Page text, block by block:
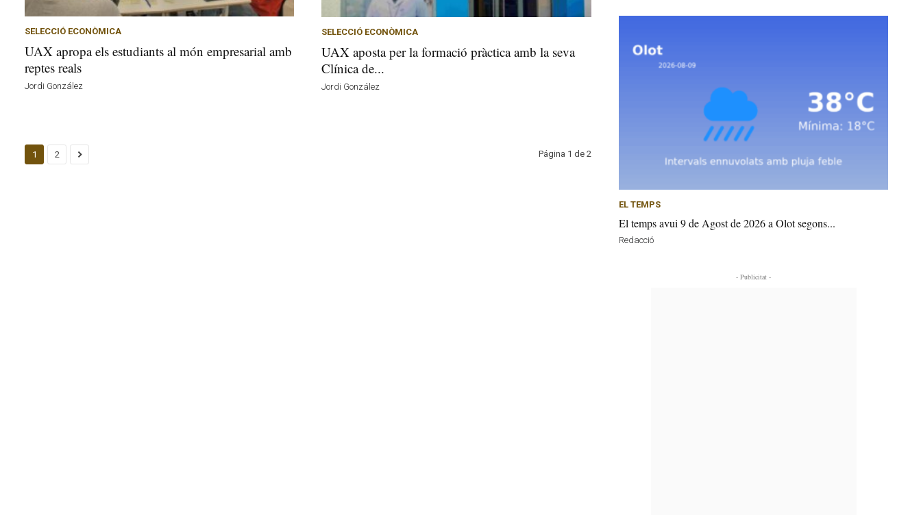
SELECCIÓ ECONÒMICA
UAX apropa els estudiants al món empresarial amb
reptes reals
Jordi González
SELECCIÓ ECONÒMICA
UAX aposta per la formació pràctica amb la seva
Clínica de...
Jordi González
1 2 Página 1 de 2
EL TEMPS
El temps avui 9 de Agost de 2026 a Olot segons...
Redacció
- Publicitat -